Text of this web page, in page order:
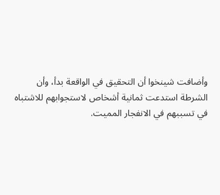
وأضافت شينخوا أن التحقيق في الواقعة بدأ، وأن
الشرطة استدعت ثمانية أشخاص لاستجوابهم للاشتباه
في تسببهم في الانفجار المميت.